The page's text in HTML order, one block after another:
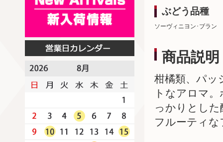
ぶどう品種
ソーヴィニヨン･ブラン
商品説明
柑橘類、パッ
トなアロマ
っかりとし
フルーティ